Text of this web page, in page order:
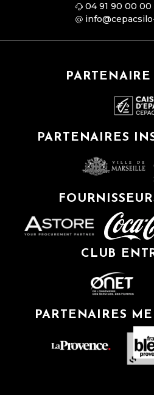
04 91 90 00 00
PARTENAIRES
CLUB
PARTENAIRES